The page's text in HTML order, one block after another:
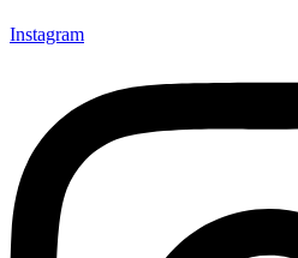
Instagram